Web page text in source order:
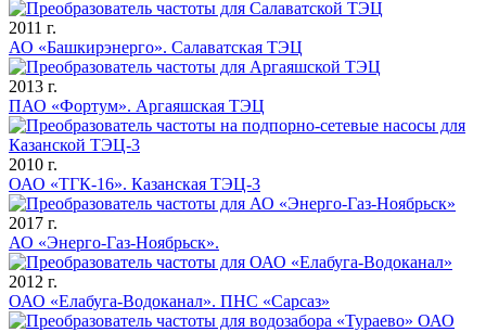
2011 г.
АО «Башкирэнерго». Салаватская ТЭЦ
2013 г.
ПАО «Фортум». Аргаяшская ТЭЦ
2010 г.
ОАО «ТГК-16». Казанская ТЭЦ-3
2017 г.
АО «Энерго-Газ-Ноябрьск».
2012 г.
ОАО «Елабуга-Водоканал». ПНС «Сарсаз»